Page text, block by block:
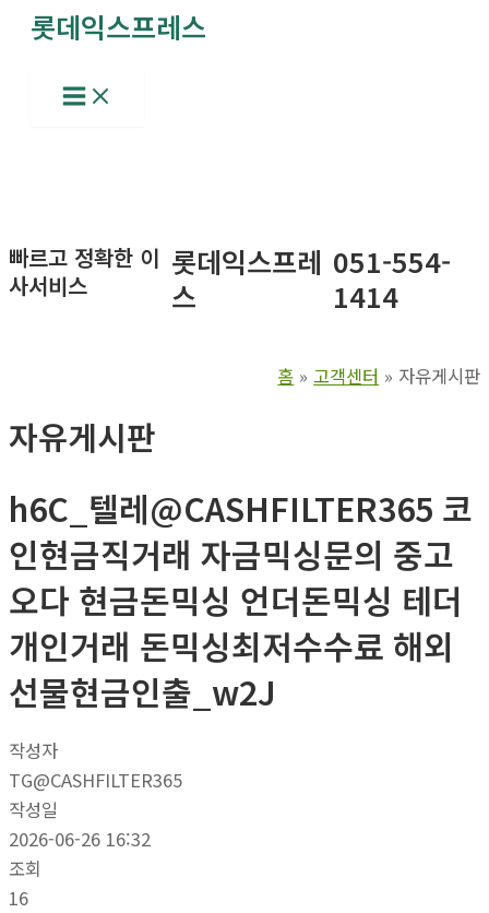
롯데익스프레스
Main
Menu
빠르고 정확한 이
사서비스
롯데익스프레
스
051-554-
1414
홈 고객센터 자유게시판
자유게시판
h6C_텔레@CASHFILTER365 코
인현금직거래 자금믹싱문의 중고
오다 현금돈믹싱 언더돈믹싱 테더
개인거래 돈믹싱최저수수료 해외
선물현금인출_w2J
작성자
TG@CASHFILTER365
작성일
2026-06-26 16:32
조회
16